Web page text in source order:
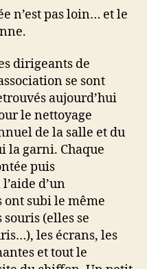
n’est pas loin… et le
dirigeants de
se sont
aujourd’hui
le nettoyage
de la salle et du
garni. Chaque
puis
d’un
ont subi le même
(elles se
les écrans, les
et tout le